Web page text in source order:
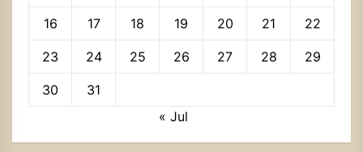
16 17 18 19 20 21 22
23 24 25 26 27 28 29
30
31
« Jul